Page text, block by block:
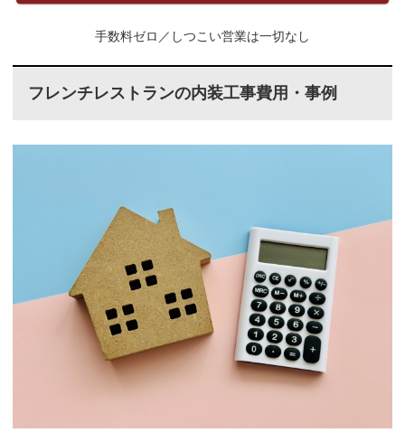
手数料ゼロ／しつこい営業は一切なし
フレンチレストランの内装工事費用・事例